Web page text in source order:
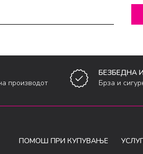
производот
БЕЗБЕДНА
Брза и
ПОМОШ ПРИ КУПУВАЊЕ